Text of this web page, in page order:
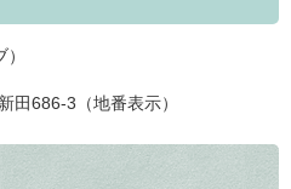
686-3（地番表示）